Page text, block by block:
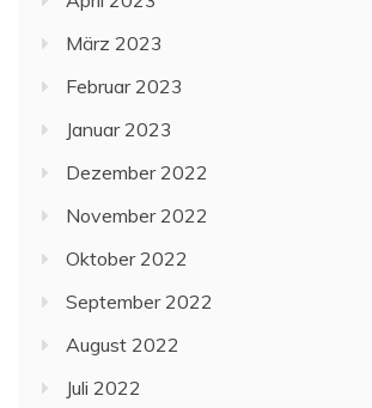
März 2023
Februar 2023
Januar 2023
Dezember 2022
November 2022
Oktober 2022
September 2022
August 2022
Juli 2022